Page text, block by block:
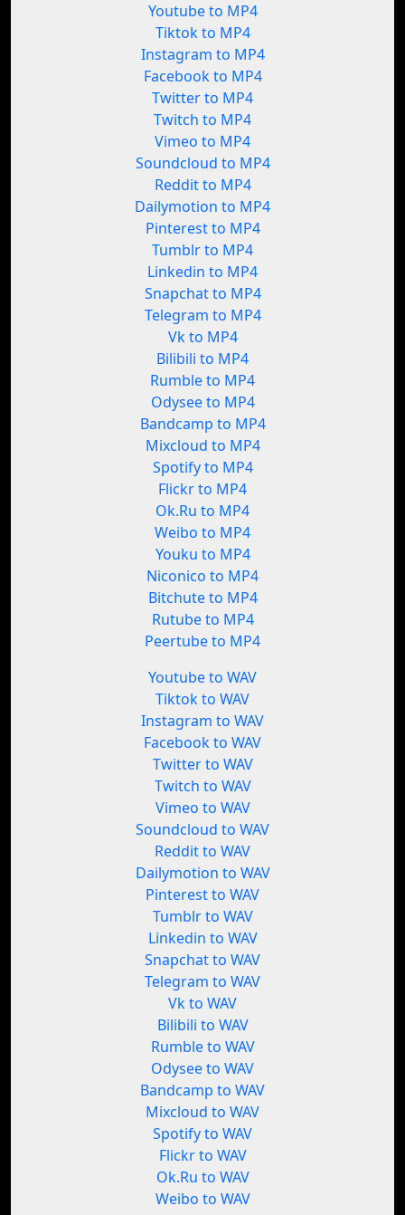
Youtube to MP4
Tiktok to MP4
Instagram to MP4
Facebook to MP4
Twitter to MP4
Twitch to MP4
Vimeo to MP4
Soundcloud to MP4
Reddit to MP4
Dailymotion to MP4
Pinterest to MP4
Tumblr to MP4
Linkedin to MP4
Snapchat to MP4
Telegram to MP4
Vk to MP4
Bilibili to MP4
Rumble to MP4
Odysee to MP4
Bandcamp to MP4
Mixcloud to MP4
Spotify to MP4
Flickr to MP4
Ok.Ru to MP4
Weibo to MP4
Youku to MP4
Niconico to MP4
Bitchute to MP4
Rutube to MP4
Peertube to MP4
Youtube to WAV
Tiktok to WAV
Instagram to WAV
Facebook to WAV
Twitter to WAV
Twitch to WAV
Vimeo to WAV
Soundcloud to WAV
Reddit to WAV
Dailymotion to WAV
Pinterest to WAV
Tumblr to WAV
Linkedin to WAV
Snapchat to WAV
Telegram to WAV
Vk to WAV
Bilibili to WAV
Rumble to WAV
Odysee to WAV
Bandcamp to WAV
Mixcloud to WAV
Spotify to WAV
Flickr to WAV
Ok.Ru to WAV
Weibo to WAV